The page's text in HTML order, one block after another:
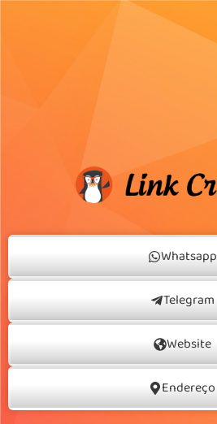
Whatsapp
Telegram
Website
Endereço